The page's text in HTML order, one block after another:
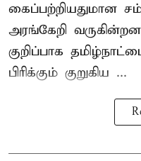
கைப்பற்றியதுமான
அரங்கேறி
குறிப்பாக
பிரிக்கும் குறுகிய ...